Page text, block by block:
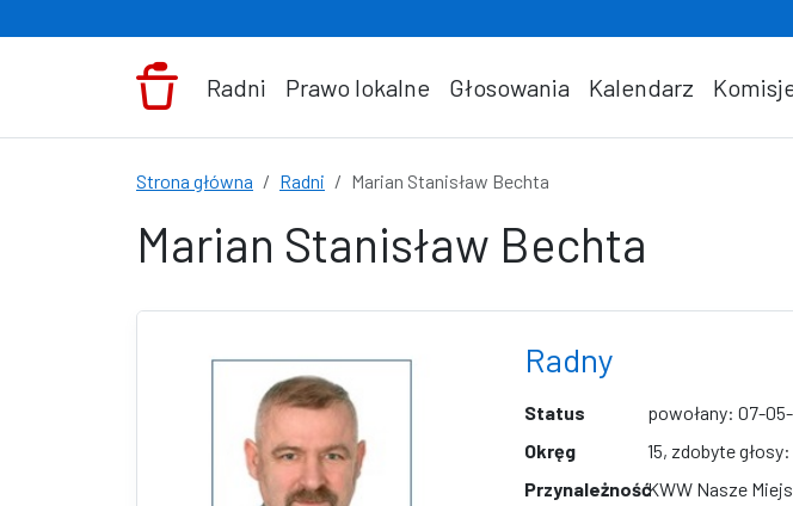
Radni Prawo lokalne Głosowania Kalendarz
Strona główna Radni Marian Stanisław Bechta
Marian Stanisław Bechta
Radny
Status
powołany: 07-
Okręg
15, zdobyte głosy:
PrzynależnośćKWW Nasze